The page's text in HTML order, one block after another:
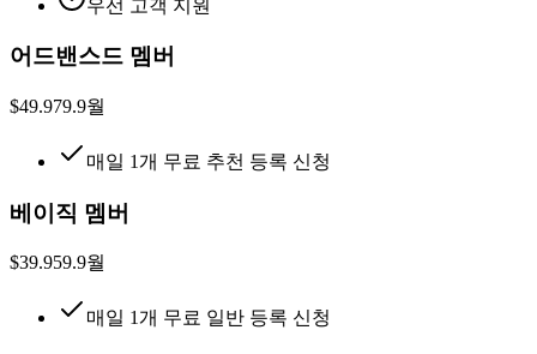
우선 고객 지원
어드밴스드 멤버
$49.979.9월
매일 1개 무료 추천 등록 신청
베이직 멤버
$39.959.9월
매일 1개 무료 일반 등록 신청